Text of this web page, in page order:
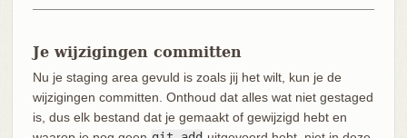
Je wijzigingen committen
Nu je staging area gevuld is zoals jij het wilt, kun je de
wijzigingen committen. Onthoud dat alles wat niet gestaged
is, dus elk bestand dat je gemaakt of gewijzigd hebt en